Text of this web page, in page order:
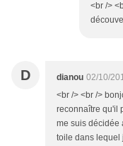
<br />
D dianou 02/10/
<br /> <br />
reconnaître qu'il
me suis décidée
toile dans lequel